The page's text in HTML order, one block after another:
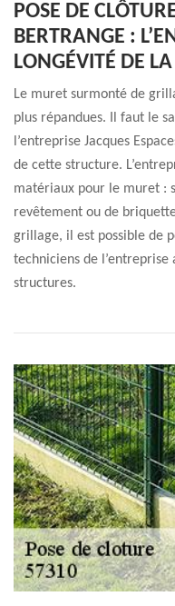
POSE DE
BERTRANGE :
LONGÉVITÉ DE
Le muret surmonté de
plus répandues. Il faut le
l’entreprise Jacques
de cette structure.
matériaux pour le muret :
revêtement ou de
grillage, il est possible de
techniciens de
structures.